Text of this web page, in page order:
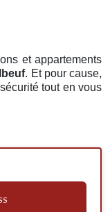
et appartements
. Et pour cause,
tout en vous